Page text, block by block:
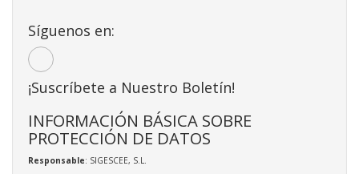
Síguenos en:
¡Suscríbete a Nuestro Boletín!
INFORMACIÓN BÁSICA SOBRE
PROTECCIÓN DE DATOS
Responsable: SIGESCEE, S.L.